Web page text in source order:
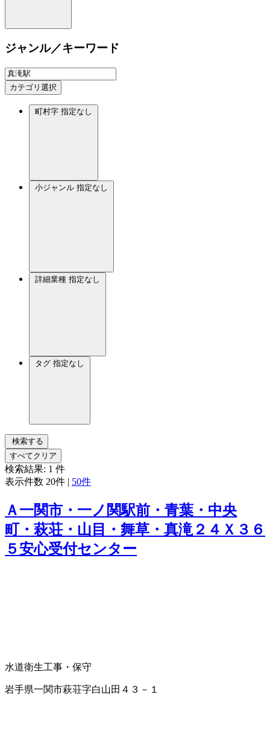
ジャンル／キーワード
カテゴリ選択
町村字 指定なし
小ジャンル 指定なし
詳細業種 指定なし
タグ 指定なし
検索する
すべてクリア
検索結果: 1 件
表示件数 20件 | 50件
Ａ一関市・一ノ関駅前・青葉・中央
町・萩荘・山目・舞草・真滝２４Ｘ３６
５安心受付センター
水道衛生工事・保守
岩手県一関市萩荘字白山田４３－１